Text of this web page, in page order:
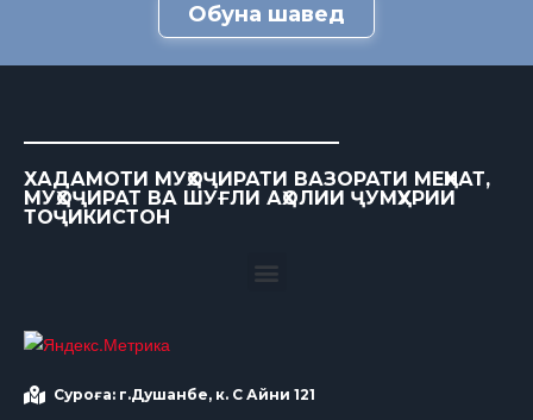
Обуна шавед
ХАДАМОТИ МУҲОҶИРАТИ ВАЗОРАТИ МЕҲНАТ,
МУҲОҶИРАТ ВА ШУҒЛИ АҲОЛИИ ҶУМҲУРИИ
ТОҶИКИСТОН
Суроға: г.Душанбе, к. С Айни 121